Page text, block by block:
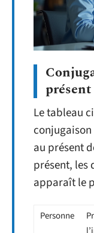
Le tableau
au présent
présent, les
apparaît le
Personne